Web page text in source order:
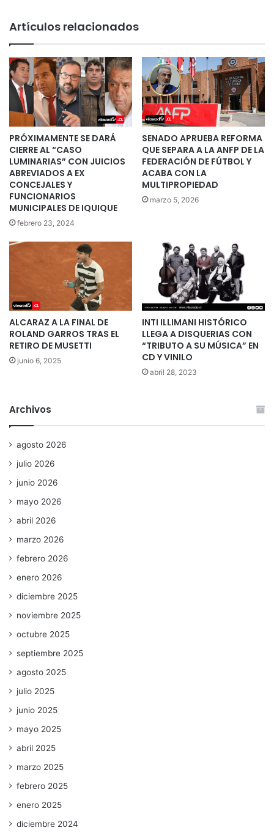
Artículos relacionados
PRÓXIMAMENTE SE DARÁ
CIERRE AL “CASO
LUMINARIAS” CON JUICIOS
ABREVIADOS A EX
CONCEJALES Y
FUNCIONARIOS
MUNICIPALES DE IQUIQUE
febrero 23, 2024
SENADO APRUEBA REFORMA
QUE SEPARA A LA ANFP DE LA
FEDERACIÓN DE FÚTBOL Y
ACABA CON LA
MULTIPROPIEDAD
marzo 5, 2026
ALCARAZ A LA FINAL DE
ROLAND GARROS TRAS EL
RETIRO DE MUSETTI
junio 6, 2025
INTI ILLIMANI HISTÓRICO
LLEGA A DISQUERIAS CON
“TRIBUTO A SU MÚSICA” EN
CD Y VINILO
abril 28, 2023
Archivos
agosto 2026
julio 2026
junio 2026
mayo 2026
abril 2026
marzo 2026
febrero 2026
enero 2026
diciembre 2025
noviembre 2025
octubre 2025
septiembre 2025
agosto 2025
julio 2025
junio 2025
mayo 2025
abril 2025
marzo 2025
febrero 2025
enero 2025
diciembre 2024